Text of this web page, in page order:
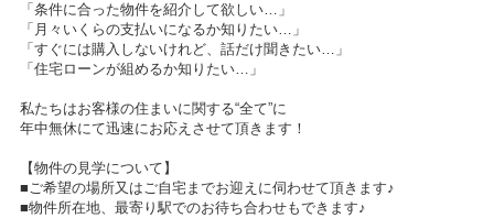
「条件に合った物件を紹介して欲しい…」
「月々いくらの支払いになるか知りたい…」
「すぐには購入しないけれど、話だけ聞きたい…」
「住宅ローンが組めるか知りたい…」
私たちはお客様の住まいに関する“全て”に
年中無休にて迅速にお応えさせて頂きます！
【物件の見学について】
■ご希望の場所又はご自宅までお迎えに伺わせて頂きます♪
■物件所在地、最寄り駅でのお待ち合わせもできます♪